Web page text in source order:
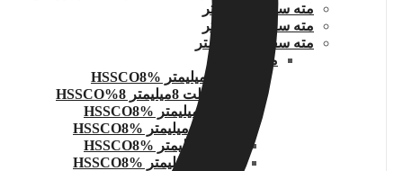
مته سفید 6 میلیمتر
مته سفید 8 میلیمتر
مته سفید 10 میلیمتر
مته کبالت
مته کبالت 8میلیمتر 8%HSSCO